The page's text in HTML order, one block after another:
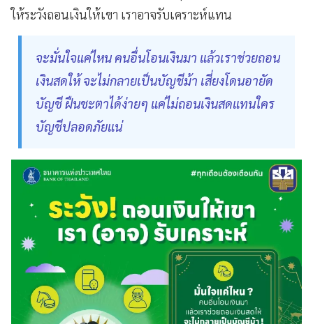
ให้ระวังถอนเงินให้เขา เราอาจรับเคราะห์แทน
จะมั่นใจแค่ไหน คนอื่นโอนเงินมา แล้วเราช่วยถอน
เงินสดให้ จะไม่กลายเป็นบัญชีม้า เสี่ยงโดนอายัด
บัญชี ฝืนชะตาได้ง่ายๆ แค่ไม่ถอนเงินสดแทนใคร
บัญชีปลอดภัยแน่